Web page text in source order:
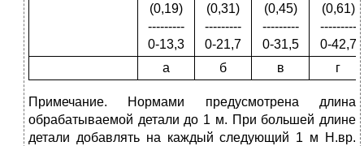
(0,19)
---------
0-13,3
(0,31)
---------
0-21,7
(0,45)
---------
0-31,5
(0,61)
---------
0-42,7
а
б в г
Примечание. Нормами предусмотрена длина
обрабатываемой детали до 1 м. При большей длине
детали добавлять на каждый следующий 1 м Н.вр.